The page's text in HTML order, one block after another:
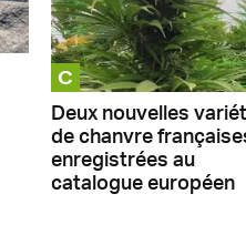
C
Deux nouvelles
de chanvre
enregistrées au
catalogue européen